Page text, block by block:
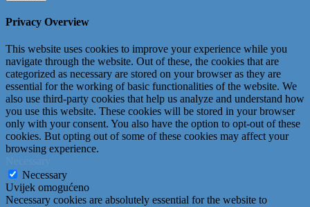
Privacy Overview
This website uses cookies to improve your experience while you
navigate through the website. Out of these, the cookies that are
categorized as necessary are stored on your browser as they are
essential for the working of basic functionalities of the website. We
also use third-party cookies that help us analyze and understand how
you use this website. These cookies will be stored in your browser
only with your consent. You also have the option to opt-out of these
cookies. But opting out of some of these cookies may affect your
browsing experience.
Necessary
Uvijek omogućeno
Necessary cookies are absolutely essential for the website to